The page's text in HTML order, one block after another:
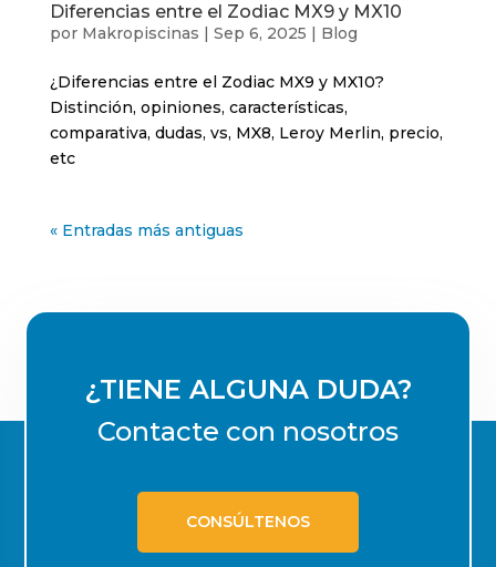
Diferencias entre el Zodiac MX9 y MX10
por Makropiscinas | Sep 6, 2025 | Blog
¿Diferencias entre el Zodiac MX9 y MX10?
Distinción, opiniones, características,
comparativa, dudas, vs, MX8, Leroy Merlin, precio,
etc
« Entradas más antiguas
¿TIENE ALGUNA DUDA?
Contacte con nosotros
CONSÚLTENOS